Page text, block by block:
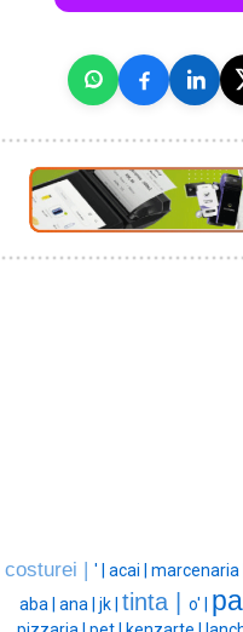
costurei | ' | acai | marcenaria |
aba | ana | jk | tinta | o' |